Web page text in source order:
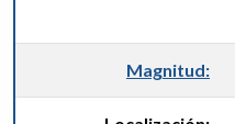
Magnitud: